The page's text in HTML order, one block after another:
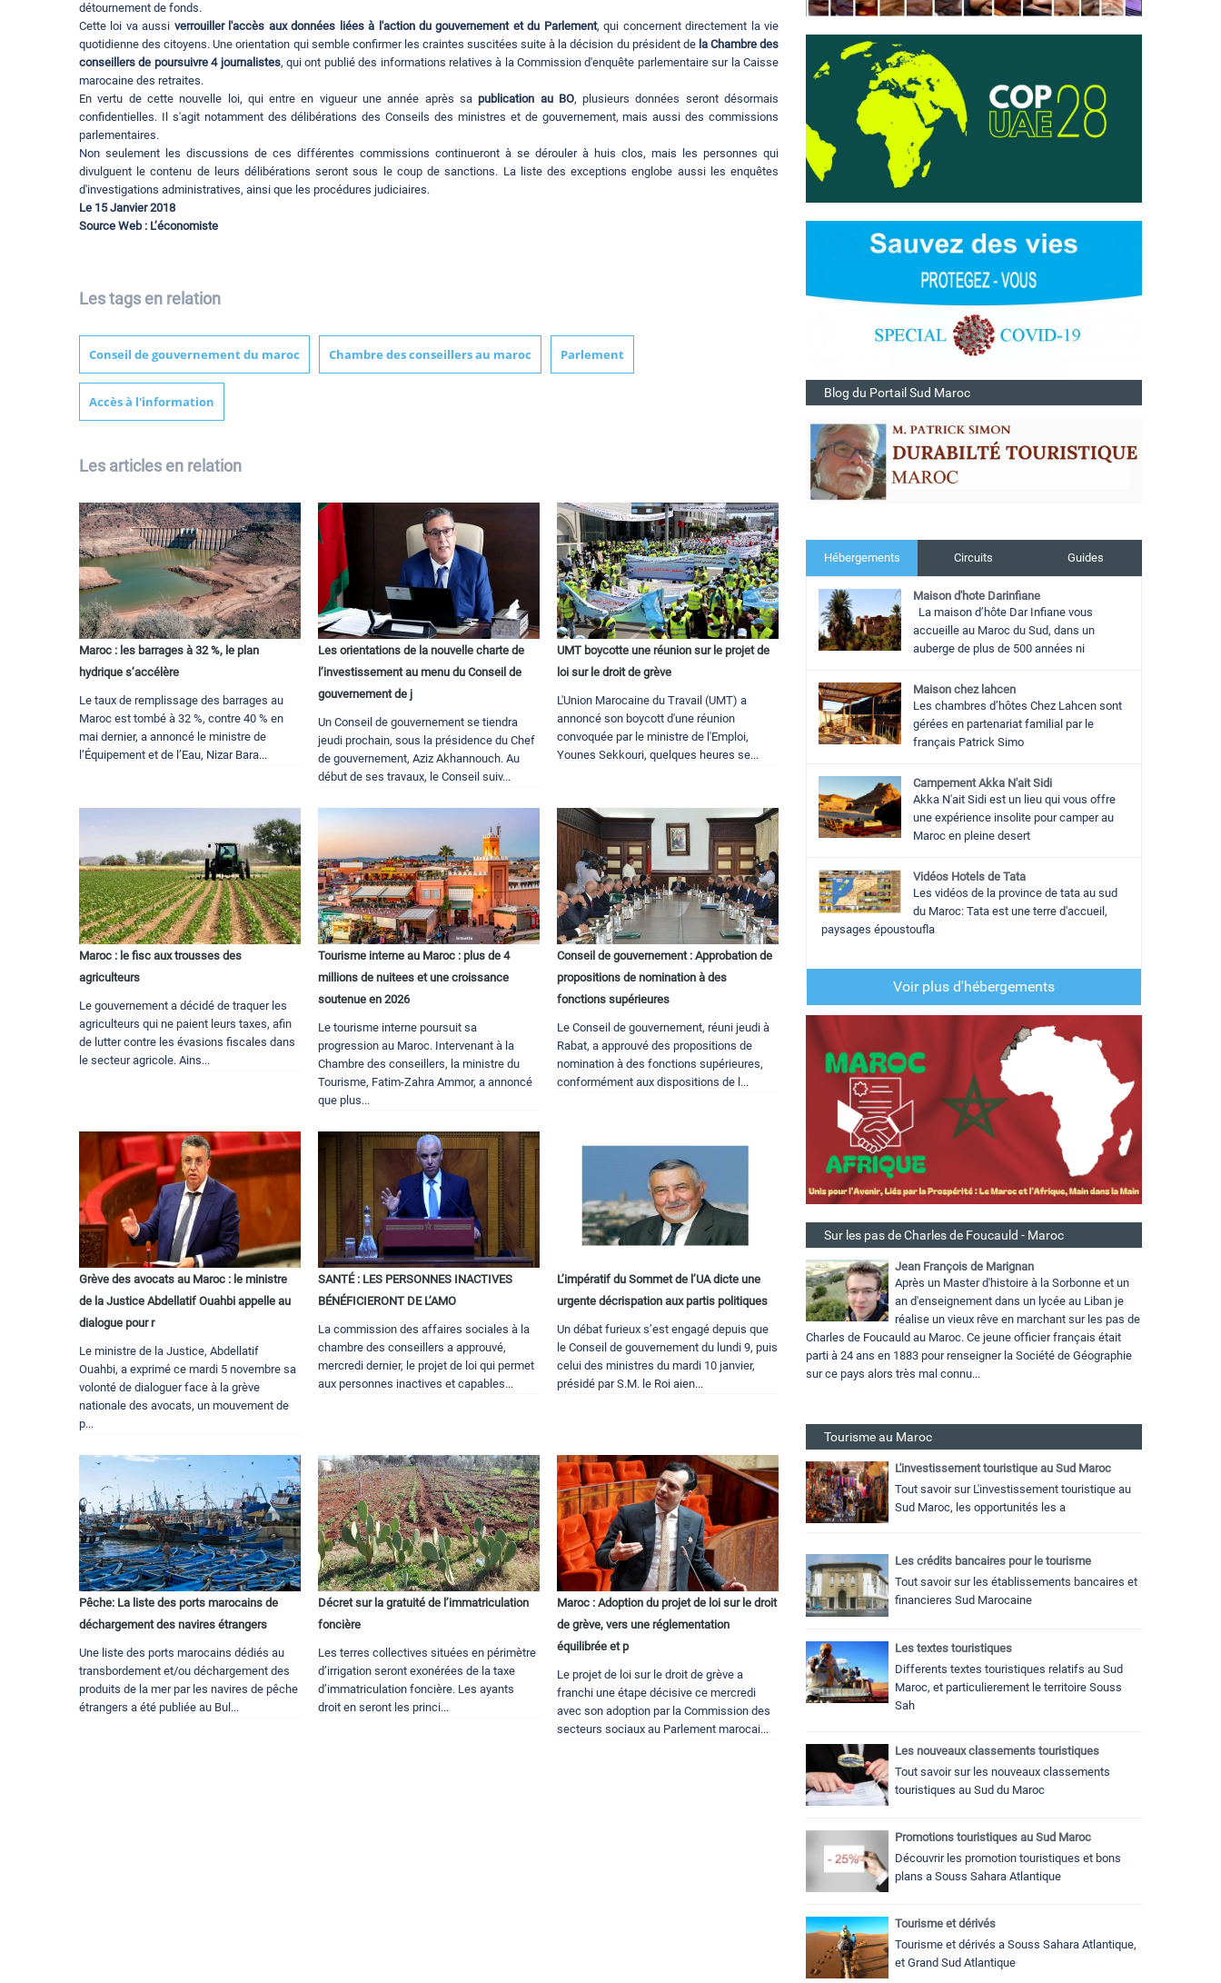
détournement de fonds.
Cette loi va aussi verrouiller l'accès aux données liées à l'action du gouvernement et du Parlement, qui concernent directement la vie
quotidienne des citoyens. Une orientation qui semble confirmer les craintes suscitées suite à la décision du président de la Chambre des
conseillers de poursuivre 4 journalistes, qui ont publié des informations relatives à la Commission d'enquête parlementaire sur la Caisse
marocaine des retraites.
En vertu de cette nouvelle loi, qui entre en vigueur une année après sapublication au BO, plusieurs données seront désormais
confidentielles. Il s'agit notamment des délibérations des Conseils des ministres et de gouvernement, mais aussi des commissions
parlementaires.
Non seulement les discussions de ces différentes commissions continueront à se dérouler à huis clos, mais les personnes qui
divulguent le contenu de leurs délibérations seront sous le coup de sanctions. La liste des exceptions englobe aussi les enquêtes
d'investigations administratives, ainsi que les procédures judiciaires.
Le 15 Janvier 2018
Source Web : L’économiste
Les tags en relation
Conseil de gouvernement du maroc Chambre des conseillers au maroc Parlement
Accès à l'information
Les articles en relation
Maroc : les barrages à 32 %, le plan
hydrique s’accélère
Le taux de remplissage des barrages au
Maroc est tombé à 32 %, contre 40 % en
mai dernier, a annoncé le ministre de
l’Équipement et de l’Eau, Nizar Bara...
Les orientations de la nouvelle charte de
l’investissement au menu du Conseil de
gouvernement de j
Un Conseil de gouvernement se tiendra
jeudi prochain, sous la présidence du Chef
de gouvernement, Aziz Akhannouch. Au
début de ses travaux, le Conseil suiv...
UMT boycotte une réunion sur le projet de
loi sur le droit de grève
L'Union Marocaine du Travail (UMT) a
annoncé son boycott d'une réunion
convoquée par le ministre de l'Emploi,
Younes Sekkouri, quelques heures se...
Maroc : le fisc aux trousses des
agriculteurs
Le gouvernement a décidé de traquer les
agriculteurs qui ne paient leurs taxes, afin
de lutter contre les évasions fiscales dans
le secteur agricole. Ains...
Tourisme interne au Maroc : plus de 4
millions de nuitees et une croissance
soutenue en 2026
Le tourisme interne poursuit sa
progression au Maroc. Intervenant à la
Chambre des conseillers, la ministre du
Tourisme, Fatim-Zahra Ammor, a annoncé
que plus...
Conseil de gouvernement : Approbation de
propositions de nomination à des
fonctions supérieures
Le Conseil de gouvernement, réuni jeudi à
Rabat, a approuvé des propositions de
nomination à des fonctions supérieures,
conformément aux dispositions de l...
Grève des avocats au Maroc : le ministre
de la Justice Abdellatif Ouahbi appelle au
dialogue pour r
Le ministre de la Justice, Abdellatif
Ouahbi, a exprimé ce mardi 5 novembre sa
volonté de dialoguer face à la grève
nationale des avocats, un mouvement de
p...
SANTÉ : LES PERSONNES INACTIVES
BÉNÉFICIERONT DE L’AMO
La commission des affaires sociales à la
chambre des conseillers a approuvé,
mercredi dernier, le projet de loi qui permet
aux personnes inactives et capables...
L’impératif du Sommet de l’UA dicte une
urgente décrispation aux partis politiques
Un débat furieux s’est engagé depuis que
le Conseil de gouvernement du lundi 9, puis
celui des ministres du mardi 10 janvier,
présidé par S.M. le Roi aien...
Pêche: La liste des ports marocains de
déchargement des navires étrangers
Une liste des ports marocains dédiés au
transbordement et/ou déchargement des
produits de la mer par les navires de pêche
étrangers a été publiée au Bul...
Décret sur la gratuité de l’immatriculation
foncière
Les terres collectives situées en périmètre
d’irrigation seront exonérées de la taxe
d’immatriculation foncière. Les ayants
droit en seront les princi...
Maroc : Adoption du projet de loi sur le droit
de grève, vers une réglementation
équilibrée et p
Le projet de loi sur le droit de grève a
franchi une étape décisive ce mercredi
avec son adoption par la Commission des
secteurs sociaux au Parlement marocai...
Blog du Portail Sud Maroc
Hébergements Circuits Guides
Maison d'hote Darinfiane
La maison d’hôte Dar Infiane vous
accueille au Maroc du Sud, dans un
auberge de plus de 500 années ni
Maison chez lahcen
Les chambres d’hôtes Chez Lahcen sont
gérées en partenariat familial par le
français Patrick Simo
Campement Akka N'ait Sidi
Akka N'ait Sidi est un lieu qui vous offre
une expérience insolite pour camper au
Maroc en pleine desert
Vidéos Hotels de Tata
Les vidéos de la province de tata au sud
du Maroc: Tata est une terre d'accueil,
paysages époustoufla
Voir plus d'hébergements
Sur les pas de Charles de Foucauld - Maroc
Jean François de Marignan
Après un Master d'histoire à la Sorbonne et un
an d'enseignement dans un lycée au Liban je
réalise un vieux rêve en marchant sur les pas de
Charles de Foucauld au Maroc. Ce jeune officier français était
parti à 24 ans en 1883 pour renseigner la Société de Géographie
sur ce pays alors très mal connu...
Tourisme au Maroc
L'investissement touristique au Sud Maroc
Tout savoir sur L'investissement touristique au
Sud Maroc, les opportunités les a
Les crédits bancaires pour le tourisme
Tout savoir sur les établissements bancaires et
financieres Sud Marocaine
Les textes touristiques
Differents textes touristiques relatifs au Sud
Maroc, et particulierement le territoire Souss
Sah
Les nouveaux classements touristiques
Tout savoir sur les nouveaux classements
touristiques au Sud du Maroc
Promotions touristiques au Sud Maroc
Découvrir les promotion touristiques et bons
plans a Souss Sahara Atlantique
Tourisme et dérivés
Tourisme et dérivés a Souss Sahara Atlantique,
et Grand Sud Atlantique